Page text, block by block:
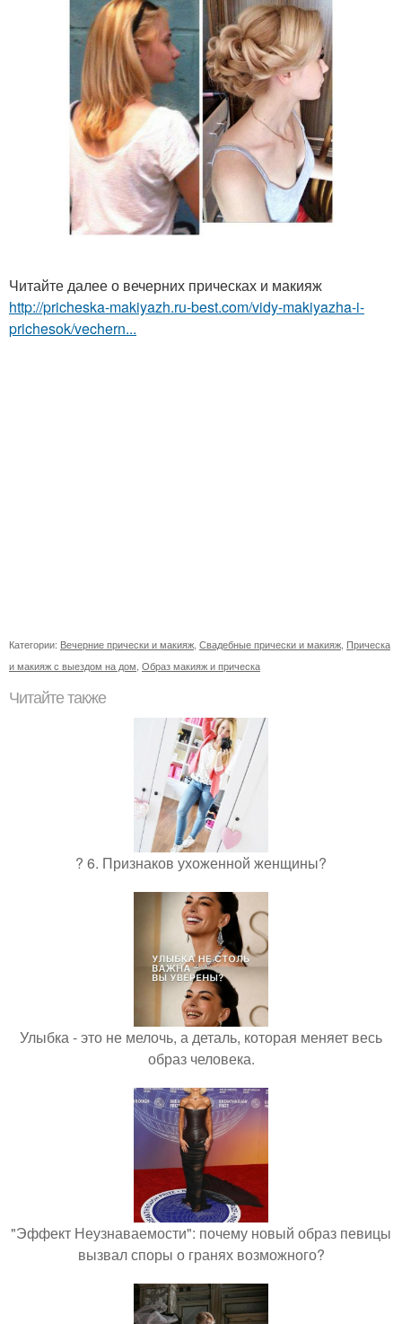
Читайте далее о вечерних прическах и макияж
http://pricheska-makiyazh.ru-best.com/vidy-makiyazha-i-
prichesok/vechern...
Категории: Вечерние прически и макияж Свадебные прически и макияж Прическа
и макияж с выездом на дом Образ макияж и прическа
Читайте также
? 6. Признаков ухоженной женщины?
Улыбка - это не мелочь, а деталь, которая меняет весь
образ человека.
"Эффект Неузнаваемости": почему новый образ певицы
вызвал споры о гранях возможного?